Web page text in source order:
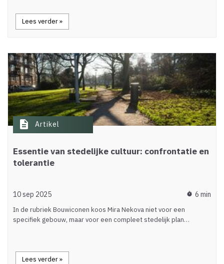
Lees verder »
description Artikel
Essentie van stedelijke cultuur: confrontatie en
tolerantie
10 sep 2025 timer 6 min
In de rubriek Bouwiconen koos Mira Nekova niet voor een
specifiek gebouw, maar voor een compleet stedelijk plan…
Lees verder »